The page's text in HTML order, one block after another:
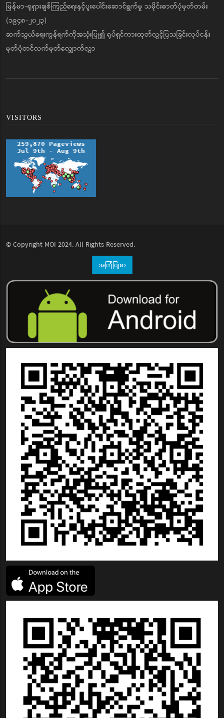
မြန်မာ-ရုရှားချစ်ကြည်ရေးနှင့်ပူးပေါင်းဆောင်ရွက်မှု သမိုင်းဓာတ်ပုံမှတ်တမ်း
(၁၉၄၈-၂၀၂၃)
ဆက်သွယ်ရေးကွန်ရက်ကိုအသုံးပြု၍ ရုပ်ရှင်ကားထုတ်လွှင့်ပြသခြင်းလုပ်ငန်း
မှတ်ပုံတင်လက်မှတ်လျှောက်လွှာ
VISITORS
© Copyright MOI 2024. All Rights Reserved.
အကြံပြုစာ